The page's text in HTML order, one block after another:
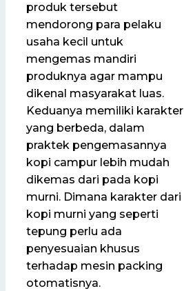
produk tersebut
mendorong para pelaku
usaha kecil untuk
mengemas mandiri
produknya agar mampu
dikenal masyarakat luas.
Keduanya memiliki karakter
yang berbeda, dalam
praktek pengemasannya
kopi campur lebih mudah
dikemas dari pada kopi
murni. Dimana karakter dari
kopi murni yang seperti
tepung perlu ada
penyesuaian khusus
terhadap mesin packing
otomatisnya.